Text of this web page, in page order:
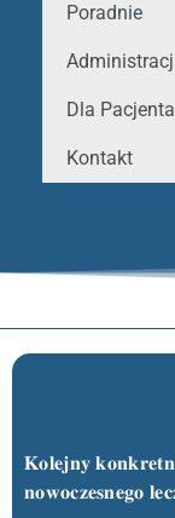
Poradnie
Dla Pacjenta
Kontakt
𝐊𝐨𝐥𝐞𝐣𝐧𝐲
𝐧𝐨𝐰𝐨𝐜𝐳𝐞𝐬𝐧𝐞𝐠𝐨